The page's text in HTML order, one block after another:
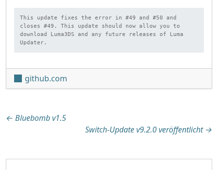
This update fixes the error in #49 and #50 and
closes #49. This update should now allow you to
download Luma3DS and any future releases of Luma
Updater.
github.com
Beitragsnavigation
← Bluebomb v1.5
Switch-Update v9.2.0 veröffentlicht →